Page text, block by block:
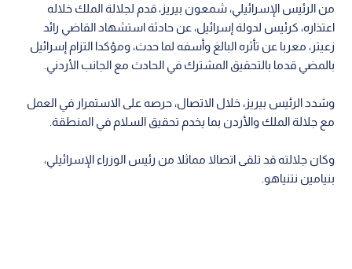
من الرئيس الإسرائيلي، شمعون بيريز، قدم لجلالة الملك خلاله
اعتذاره، كرئيس لدولة إسرائيل، عن حادثة استشهاد القاضي رائد
زعيتر، معربا عن تأثره البالغ وأسفه لما حدث، ومؤكدا التزام إسرائيل
بالمضي قدما بالتحقيق المشترك في الحادث مع الجانب الأردني.
وشدد الرئيس بيريز، خلال الاتصال، حرصه على الاستمرار في العمل
مع جلالة الملك والأردن بما يخدم تحقيق السلام في المنطقة.
وكان جلالته قد تلقى اتصالا مماثلا من رئيس الوزراء الإسرائيلي،
بنيامين نتنياهو.